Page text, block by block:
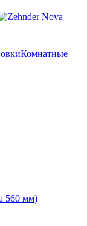
Комнатные
560 мм)